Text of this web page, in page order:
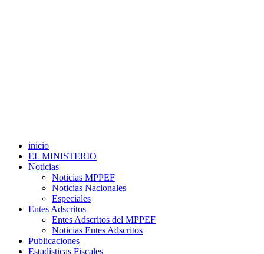
inicio
EL MINISTERIO
Noticias
Noticias MPPEF
Noticias Nacionales
Especiales
Entes Adscritos
Entes Adscritos del MPPEF
Noticias Entes Adscritos
Publicaciones
Estadísticas Fiscales